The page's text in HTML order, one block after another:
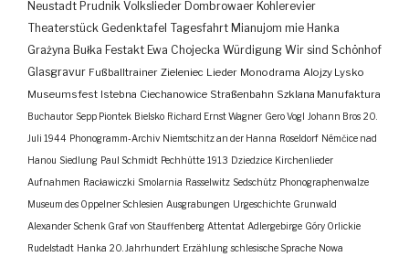
Neustadt Prudnik Volkslieder Dombrowaer Kohlerevier
Theaterstück Gedenktafel Tagesfahrt Mianujom mie Hanka
Grażyna Bułka Festakt Ewa Chojecka Würdigung Wir sind Schönhof
Glasgravur Fußballtrainer Zieleniec Lieder Monodrama Alojzy Lysko
Museumsfest Istebna Ciechanowice Straßenbahn Szklana Manufaktura
Buchautor Sepp Piontek Bielsko Richard Ernst Wagner Gero Vogl Johann Bros 20.
Juli 1944 Phonogramm-Archiv Niemtschitz an der Hanna Roseldorf Némčice nad
Hanou Siedlung Paul Schmidt Pechhütte 1913 Dziedzice Kirchenlieder
Aufnahmen Racławiczki Smolarnia Rasselwitz Sedschütz Phonographenwalze
Museum des Oppelner Schlesien Ausgrabungen Urgeschichte Grunwald
Alexander Schenk Graf von Stauffenberg Attentat Adlergebirge Góry Orlickie
Rudelstadt Hanka 20. Jahrhundert Erzählung schlesische Sprache Nowa